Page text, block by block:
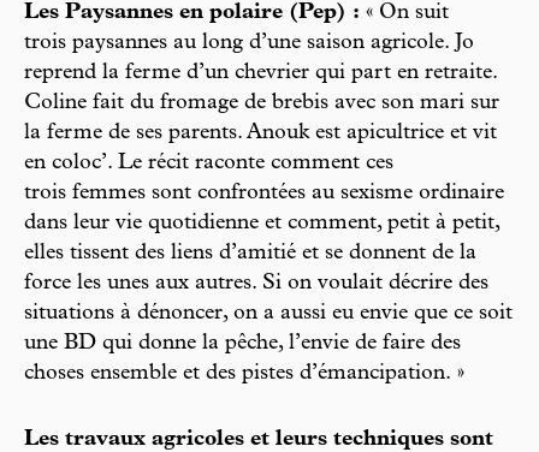
Les Paysannes en polaire (Pep) : « On suit
trois paysannes au long d’une saison agricole. Jo
reprend la ferme d’un chevrier qui part en retraite.
Coline fait du fromage de brebis avec son mari sur
la ferme de ses parents. Anouk est apicultrice et vit
en coloc’. Le récit raconte comment ces
trois femmes sont confrontées au sexisme ordinaire
dans leur vie quotidienne et comment, petit à petit,
elles tissent des liens d’amitié et se donnent de la
force les unes aux autres. Si on voulait décrire des
situations à dénoncer, on a aussi eu envie que ce soit
une BD qui donne la pêche, l’envie de faire des
choses ensemble et des pistes d’émancipation. »
Les travaux agricoles et leurs techniques sont